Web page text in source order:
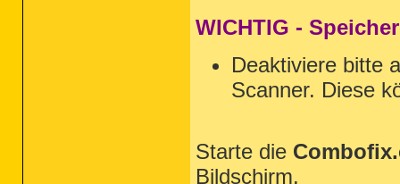
WICHTIG -
Deaktiviere bitte
Scanner. Diese
Starte die
Bildschirm.